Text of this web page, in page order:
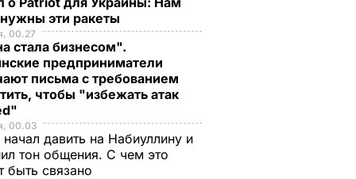
эти ракеты
00.27
стала бизнесом".
предприниматели
письма с требованием
чтобы "избежать атак
00.03
начал давить на Набиуллину и
тон общения. С чем это
быть связано